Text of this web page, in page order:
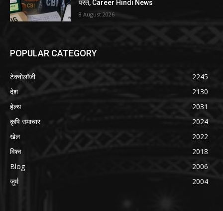
परतें, Career Hindi News
8 August 2026
POPULAR CATEGORY
टेक्नोलॉजी
2245
देश
2130
हेल्थ
2031
कृषि समाचार
2024
खेल
2022
विश्व
2018
Blog
2006
जुर्म
2004